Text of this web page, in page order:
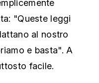
"Queste leggi
al nostro
e basta". A
facile.